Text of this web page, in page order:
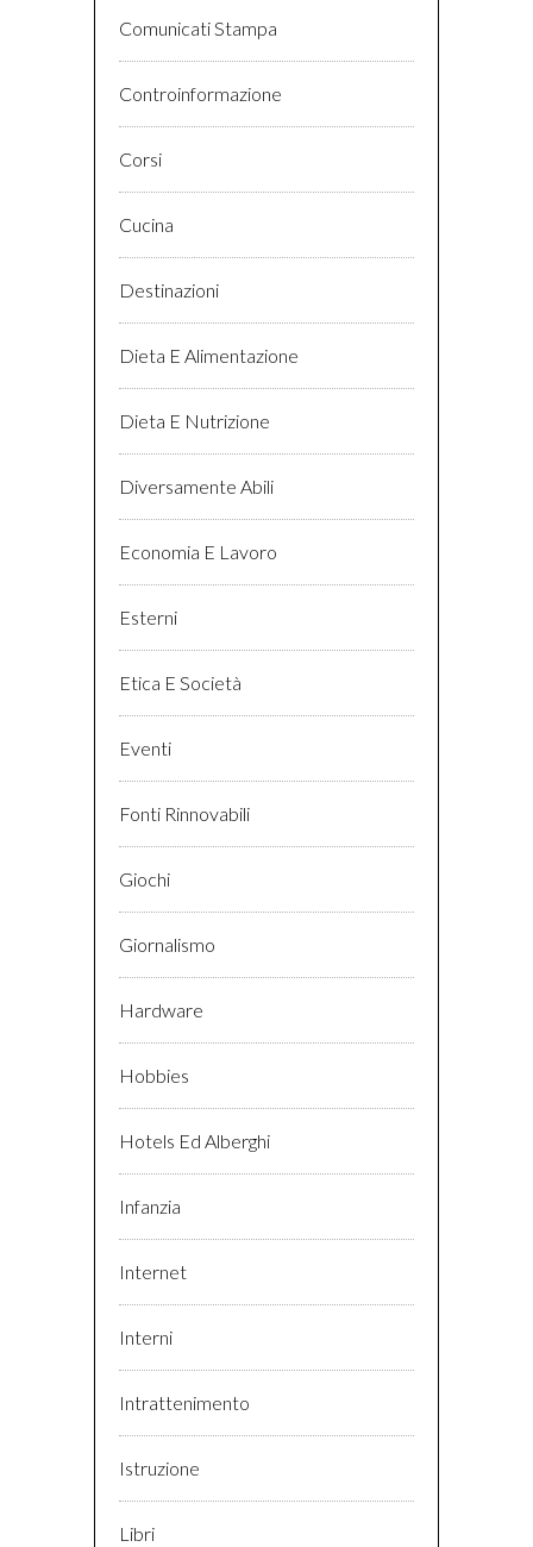
Comunicati Stampa
Controinformazione
Corsi
Cucina
Destinazioni
Dieta E Alimentazione
Dieta E Nutrizione
Diversamente Abili
Economia E Lavoro
Esterni
Etica E Società
Eventi
Fonti Rinnovabili
Giochi
Giornalismo
Hardware
Hobbies
Hotels Ed Alberghi
Infanzia
Internet
Interni
Intrattenimento
Istruzione
Libri